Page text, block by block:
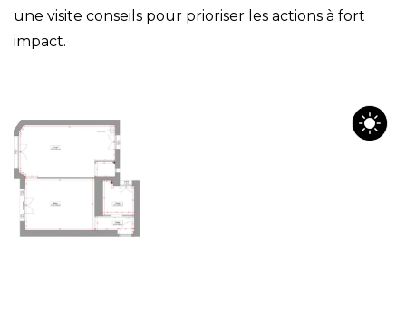
une visite conseils pour prioriser les actions à fort
impact.